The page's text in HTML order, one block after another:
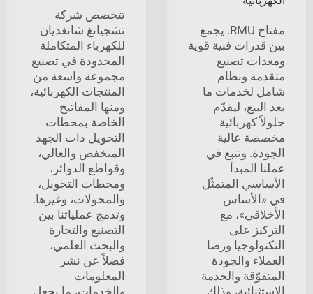
مفتاح RMU. يجمع
بين قدرات فنية قوية
ومعدات تصنيع
متقدمة ونظام
شامل لخدمات ما
بعد البيع، ليقدّم
حلولاً كهربائية
مخصصة عالية
الجودة. ونتبع في
عملنا المبدأ
الأساسي المتمثّل
في «الأساس
الأخلاقي»، مع
التركيز على
التكنولوجيا ورضا
العملاء والجودة
المتفوّقة والخدمة
الاستثنائية، وذلك
تتخصص شركة
تشجيانغ شانغديان
للكهرباء المتكاملة
المحدودة في تصنيع
مجموعة واسعة من
المنتجات الكهربائية،
ومنها المفاتيح
الخاصة بمحطات
التحويل ذات الجهد
المنخفض والعالي،
وقواطع الدوائر،
ومحطات التحويل،
والمحولات، وغيرها.
وتدمج عملياتنا بين
التصنيع والتجارة
والبحث العلمي،
فضلاً عن نشر
المعلومات
والخدمات، ما يجعل